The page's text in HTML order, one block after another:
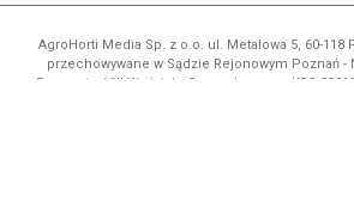
AgroHorti Media Sp. z o.o. ul. Metalowa 5, 60-118
przechowywane w Sądzie Rejonowym Poznań -
Poznaniu, VIII Wydziale Gospodarczym, KRS